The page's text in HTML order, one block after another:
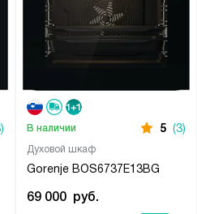
Духовой шкаф
Gorenje BOS6737E13BG
В наличии 5 (3)
69 000 руб.